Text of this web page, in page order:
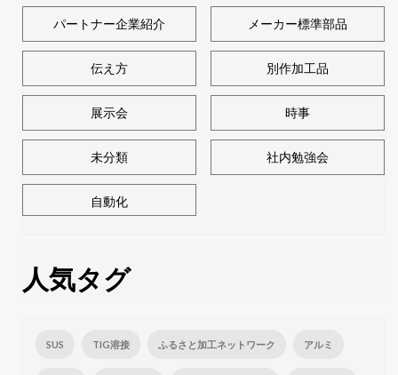
パートナー企業紹介 メーカー標準部品
伝え方 別作加工品
展示会 時事
未分類 社内勉強会
自動化
人気タグ
SUS TIG溶接 ふるさと加工ネットワーク アルミ